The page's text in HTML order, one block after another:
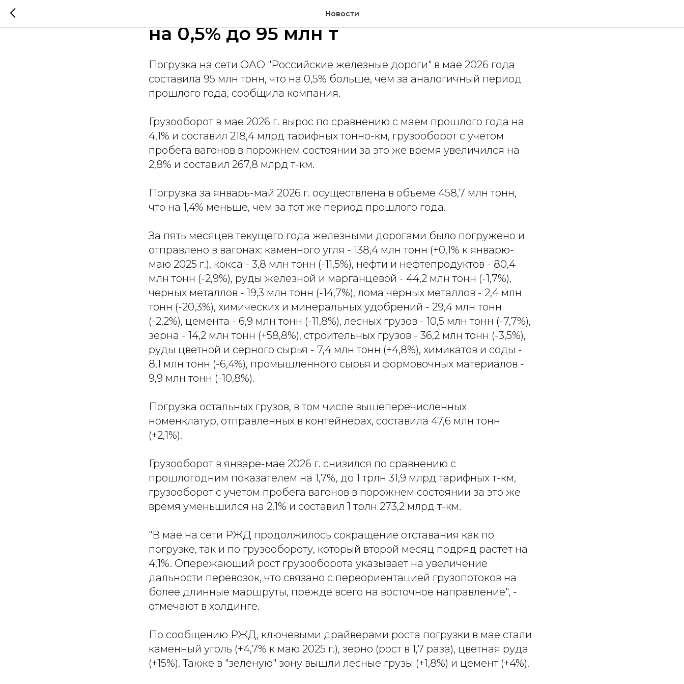
Новости
Погрузка на сети РЖД в мае выросла
на 0,5% до 95 млн т
Погрузка на сети ОАО "Российские железные дороги" в мае 2026 года
составила 95 млн тонн, что на 0,5% больше, чем за аналогичный период
прошлого года, сообщила компания.
Грузооборот в мае 2026 г. вырос по сравнению с маем прошлого года на
4,1% и составил 218,4 млрд тарифных тонно-км, грузооборот с учетом
пробега вагонов в порожнем состоянии за это же время увеличился на
2,8% и составил 267,8 млрд т-км.
Погрузка за январь-май 2026 г. осуществлена в объеме 458,7 млн тонн,
что на 1,4% меньше, чем за тот же период прошлого года.
За пять месяцев текущего года железными дорогами было погружено и
отправлено в вагонах: каменного угля - 138,4 млн тонн (+0,1% к январю-
маю 2025 г.), кокса - 3,8 млн тонн (-11,5%), нефти и нефтепродуктов - 80,4
млн тонн (-2,9%), руды железной и марганцевой - 44,2 млн тонн (-1,7%),
черных металлов - 19,3 млн тонн (-14,7%), лома черных металлов - 2,4 млн
тонн (-20,3%), химических и минеральных удобрений - 29,4 млн тонн
(-2,2%), цемента - 6,9 млн тонн (-11,8%), лесных грузов - 10,5 млн тонн (-7,7%),
зерна - 14,2 млн тонн (+58,8%), строительных грузов - 36,2 млн тонн (-3,5%),
руды цветной и серного сырья - 7,4 млн тонн (+4,8%), химикатов и соды -
8,1 млн тонн (-6,4%), промышленного сырья и формовочных материалов -
9,9 млн тонн (-10,8%).
Погрузка остальных грузов, в том числе вышеперечисленных
номенклатур, отправленных в контейнерах, составила 47,6 млн тонн
(+2,1%).
Грузооборот в январе-мае 2026 г. снизился по сравнению с
прошлогодним показателем на 1,7%, до 1 трлн 31,9 млрд тарифных т-км,
грузооборот с учетом пробега вагонов в порожнем состоянии за это же
время уменьшился на 2,1% и составил 1 трлн 273,2 млрд т-км.
"В мае на сети РЖД продолжилось сокращение отставания как по
погрузке, так и по грузообороту, который второй месяц подряд растет на
4,1%. Опережающий рост грузооборота указывает на увеличение
дальности перевозок, что связано с переориентацией грузопотоков на
более длинные маршруты, прежде всего на восточное направление", -
отмечают в холдинге.
По сообщению РЖД, ключевыми драйверами роста погрузки в мае стали
каменный уголь (+4,7% к маю 2025 г.), зерно (рост в 1,7 раза), цветная руда
(+15%). Также в "зеленую" зону вышли лесные грузы (+1,8%) и цемент (+4%).